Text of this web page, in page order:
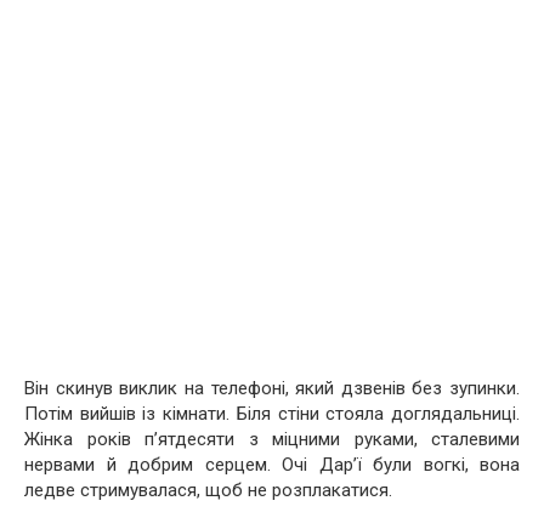
Він скинув виклик на телефоні, який дзвенів без зупинки.
Потім вийшів із кімнати. Біля стіни стояла доглядальниці.
Жінка років п’ятдесяти з міцними руками, сталевими
нервами й добрим серцем. Очі Дар’ї були вогкі, вона
ледве стримувалася, щоб не розплакатися.